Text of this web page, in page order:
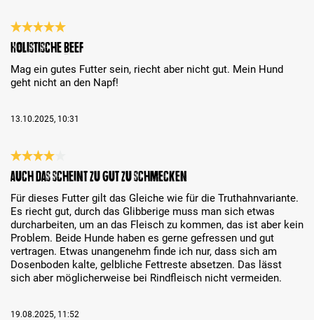
Análise com classificação de 5 de 5 estrelas
Holistische Beef
Mag ein gutes Futter sein, riecht aber nicht gut. Mein Hund
geht nicht an den Napf!
13.10.2025, 10:31
Análise com classificação de 4 de 5 estrelas
Auch das scheint zu gut zu schmecken
Für dieses Futter gilt das Gleiche wie für die Truthahnvariante.
Es riecht gut, durch das Glibberige muss man sich etwas
durcharbeiten, um an das Fleisch zu kommen, das ist aber kein
Problem. Beide Hunde haben es gerne gefressen und gut
vertragen. Etwas unangenehm finde ich nur, dass sich am
Dosenboden kalte, gelbliche Fettreste absetzen. Das lässt
sich aber möglicherweise bei Rindfleisch nicht vermeiden.
19.08.2025, 11:52